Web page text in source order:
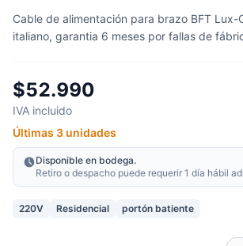
Cable de alimentación para brazo BFT Lux-
italiano, garantia 6 meses por fallas de
$52.990
IVA incluido
Últimas 3 unidades
Disponible en bodega.
Retiro o despacho puede requerir 1 día hábil
220V Residencial portón batiente